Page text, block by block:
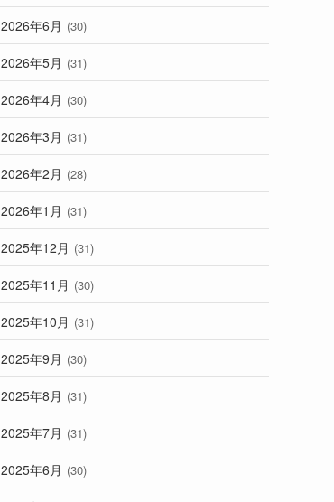
2026年6月 (30)
2026年5月 (31)
2026年4月 (30)
2026年3月 (31)
2026年2月 (28)
2026年1月 (31)
2025年12月 (31)
2025年11月 (30)
2025年10月 (31)
2025年9月 (30)
2025年8月 (31)
2025年7月 (31)
2025年6月 (30)